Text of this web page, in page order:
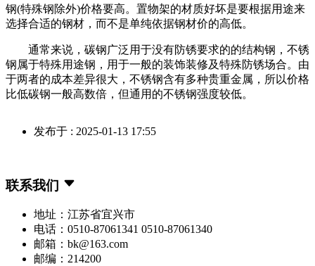
钢(特殊钢除外)价格要高。置物架的材质好坏是要根据用途来
选择合适的钢材，而不是单纯依据钢材价的高低。
通常来说，碳钢广泛用于没有防锈要求的的结构钢，不锈
钢属于特殊用途钢，用于一般的装饰装修及特殊防锈场合。由
于两者的成本差异很大，不锈钢含有多种贵重金属，所以价格
比低碳钢一般高数倍，但通用的不锈钢强度较低。
发布于 : 2025-01-13 17:55
联系我们
地址：江苏省宜兴市
电话：0510-87061341 0510-87061340
邮箱：bk@163.com
邮编：214200